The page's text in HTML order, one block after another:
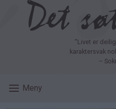
"Livet er
karaktersvak
–
Meny